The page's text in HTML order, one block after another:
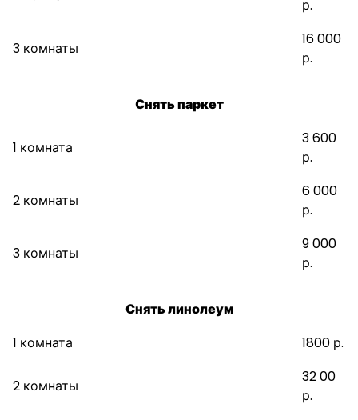
р.
3 комнаты
16 000
р.
Снять паркет
1 комната
3 600
р.
2 комнаты
6 000
р.
3 комнаты
9 000
р.
Снять линолеум
1 комната
1800 р.
2 комнаты
32 00
р.